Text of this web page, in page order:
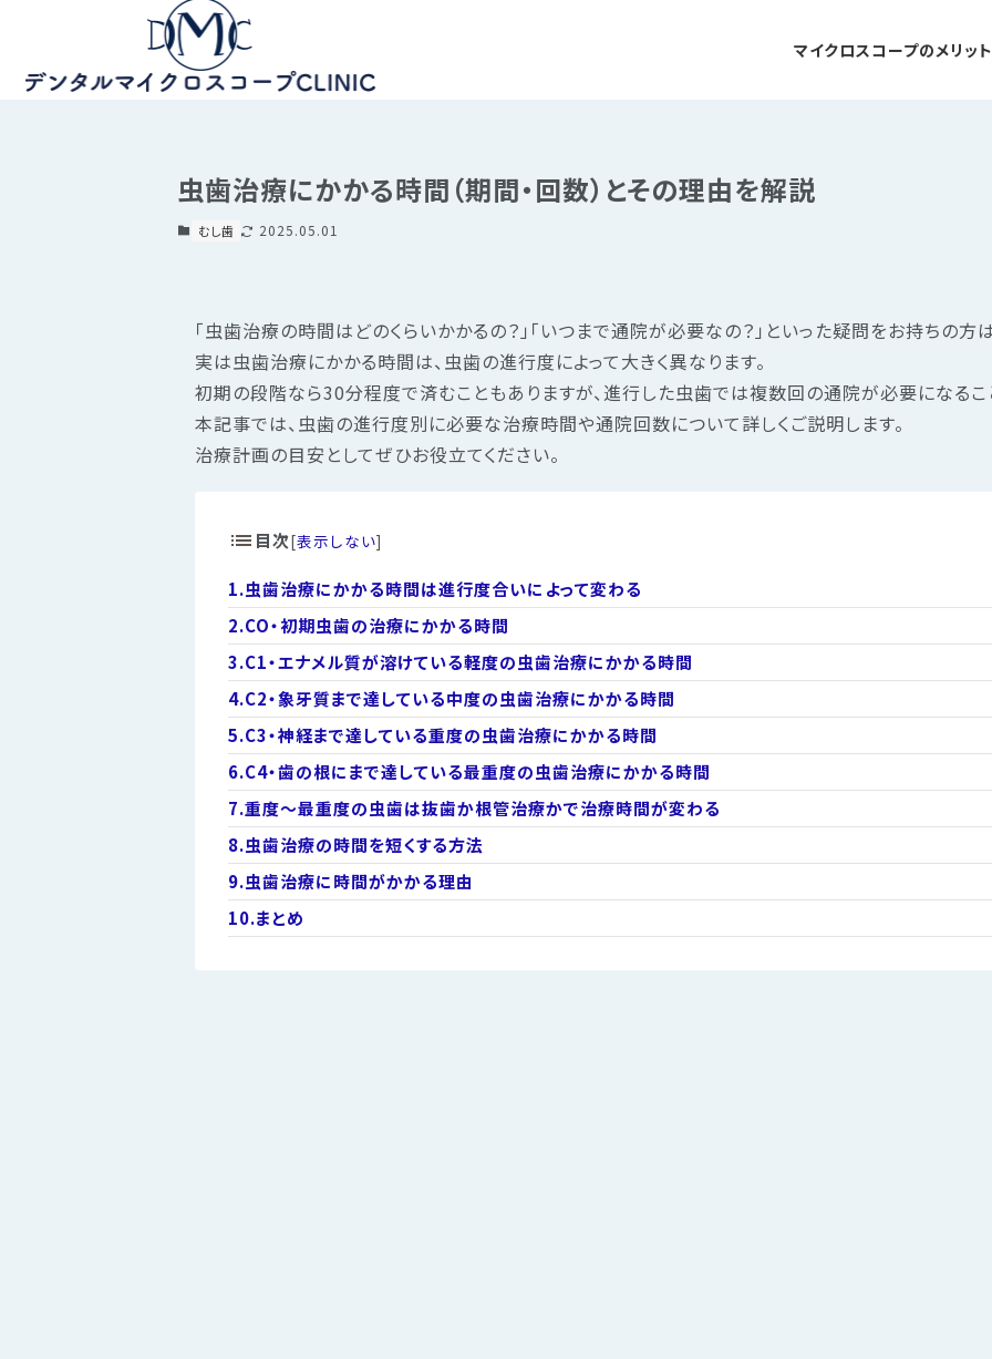
マイクロスコープのメリット
虫歯治療にかかる時間（期間・回数）とその理由を解説
むし歯 2025.05.01
「虫歯治療の時間はどのくらいかかるの？」「いつまで通院が必要なの？」といった疑問をお持ちの方
実は虫歯治療にかかる時間は、虫歯の進行度によって大きく異なります。
初期の段階なら30分程度で済むこともありますが、進行した虫歯では複数回の通院が必要になるこ
本記事では、虫歯の進行度別に必要な治療時間や通院回数について詳しくご説明します。
治療計画の目安としてぜひお役立てください。
目次[表示しない]
1.虫歯治療にかかる時間は進行度合いによって変わる
2.CO・初期虫歯の治療にかかる時間
3.C1・エナメル質が溶けている軽度の虫歯治療にかかる時間
4.C2・象牙質まで達している中度の虫歯治療にかかる時間
5.C3・神経まで達している重度の虫歯治療にかかる時間
6.C4・歯の根にまで達している最重度の虫歯治療にかかる時間
7.重度～最重度の虫歯は抜歯か根管治療かで治療時間が変わる
8.虫歯治療の時間を短くする方法
9.虫歯治療に時間がかかる理由
10.まとめ